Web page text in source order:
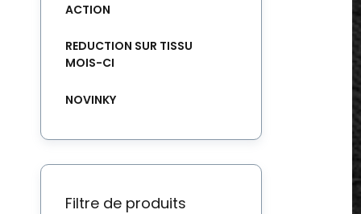
ACTION
REDUCTION SUR TISSU
MOIS-CI
NOVINKY
Filtre de produits